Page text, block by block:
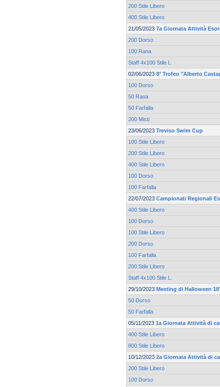
200 Stile Libero
400 Stile Libero
21/05/2023 7a Giornata Attività
200 Dorso
100 Rana
Staff 4x100 Stile L.
02/06/2023 8° Trofeo "Alberto
100 Dorso
50 Rana
50 Farfalla
200 Misti
23/06/2023 Treviso Swim Cup
100 Stile Libero
200 Stile Libero
400 Stile Libero
100 Dorso
100 Farfalla
22/07/2023 Campionati Regionali
400 Stile Libero
100 Dorso
100 Stile Libero
200 Dorso
100 Farfalla
200 Stile Libero
Staff 4x100 Stile L.
29/10/2023 Meeting di Halloween
50 Dorso
50 Farfalla
05/11/2023 1a Giornata Attività di
400 Stile Libero
800 Stile Libero
10/12/2023 2a Giornata Attività di
200 Stile Libero
100 Dorso